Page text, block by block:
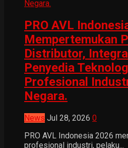
PRO AVL
Mempertemukan
Distributor,
Penyedia
Profesional
Negara.
News Jul 28, 2026 0
PRO AVL Indonesia 2026
profesional industri, pelaku...